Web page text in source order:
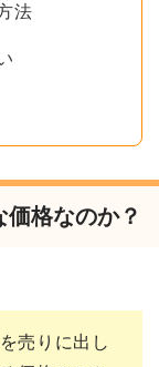
法
格なのか？
売りに出し